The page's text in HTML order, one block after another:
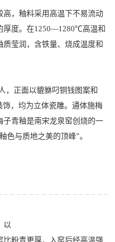
，釉料采用高温下不易流动
厚度。在1250—1280℃高温和
莹润，含铁量、烧成温度和
，正面以貔貅叼铜钱图案和
，均为立体瓷雕。通体施梅
青釉是南宋龙泉窑创烧的一
色与质地之美的顶峰”。
以
粉青更厚，入窑后经高温强